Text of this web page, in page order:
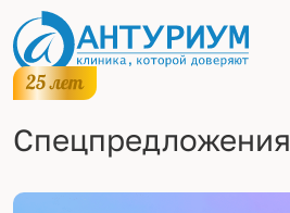
Спецпредложения